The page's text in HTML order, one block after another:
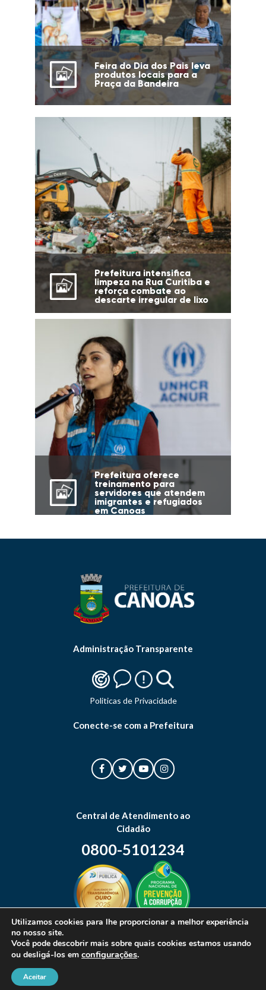
Feira do Dia dos Pais leva
produtos locais para a
Praça da Bandeira
Prefeitura intensifica
limpeza na Rua Curitiba e
reforça combate ao
descarte irregular de lixo
Prefeitura oferece
treinamento para
servidores que atendem
imigrantes e refugiados
em Canoas
Administração Transparente
Politicas de Privacidade
Conecte-se com a Prefeitura
Central de Atendimento ao
Cidadão
0800-5101234
© 2026 Prefeitura Municipal de Canoas. Todos os direitos reservados.
Utilizamos cookies para lhe proporcionar a melhor experiência
no nosso site.
Você pode descobrir mais sobre quais cookies estamos usando
ou desligá-los em configurações.
Aceitar